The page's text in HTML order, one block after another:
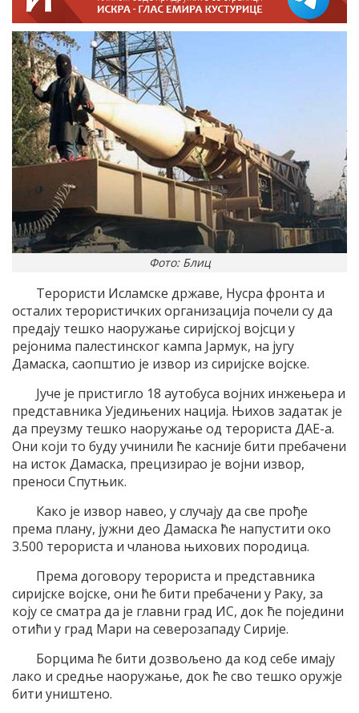
Фото: Блиц
Терористи Исламске државе, Нусра фронта и
осталих терористичких организација почели су да
предају тешко наоружање сиријској војсци у
рејонима палестинског кампа Јармук, на југу
Дамаска, саопштио је извор из сиријске војске.
Јуче је пристигло 18 аутобуса војних инжењера и
представника Уједињених нација. Њихов задатак је
да преузму тешко наоружање од терориста ДАЕ-а.
Они који то буду учинили ће касније бити пребачени
на исток Дамаска, прецизирао је војни извор,
преноси Спутњик.
Како је извор навео, у случају да све прође
према плану, јужни део Дамаска ће напустити око
3.500 терориста и чланова њихових породица.
Према договору терориста и представника
сиријске војске, они ће бити пребачени у Раку, за
коју се сматра да је главни град ИС, док ће поједини
отићи у град Мари на северозападу Сирије.
Борцима ће бити дозвољено да код себе имају
лако и средње наоружање, док ће сво тешко оружје
бити уништено.